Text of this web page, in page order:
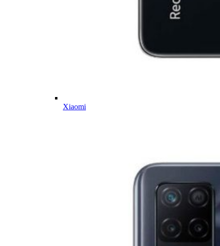
Xiaomi